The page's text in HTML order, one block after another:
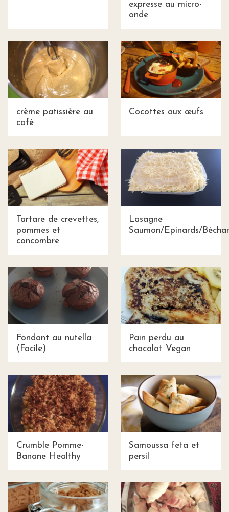
expresse au micro-
onde
crème patissière au
cafè
Cocottes aux œufs
Tartare de crevettes,
pommes et
concombre
Lasagne
Saumon/Epinards/
Fondant au nutella
(Facile)
Pain perdu au
chocolat Vegan
Crumble Pomme-
Banane Healthy
Samoussa feta et
persil